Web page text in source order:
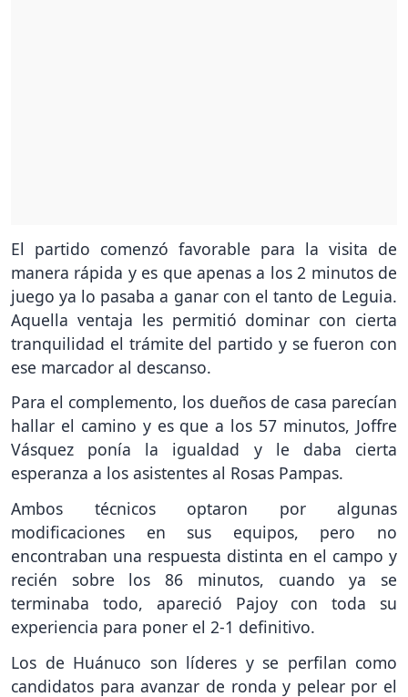
El partido comenzó favorable para la visita de
manera rápida y es que apenas a los 2 minutos de
juego ya lo pasaba a ganar con el tanto de Leguia.
Aquella ventaja les permitió dominar con cierta
tranquilidad el trámite del partido y se fueron con
ese marcador al descanso.
Para el complemento, los dueños de casa parecían
hallar el camino y es que a los 57 minutos, Joffre
Vásquez ponía la igualdad y le daba cierta
esperanza a los asistentes al Rosas Pampas.
Ambos técnicos optaron por algunas
modificaciones en sus equipos, pero no
encontraban una respuesta distinta en el campo y
recién sobre los 86 minutos, cuando ya se
terminaba todo, apareció Pajoy con toda su
experiencia para poner el 2-1 definitivo.
Los de Huánuco son líderes y se perfilan como
candidatos para avanzar de ronda y pelear por el